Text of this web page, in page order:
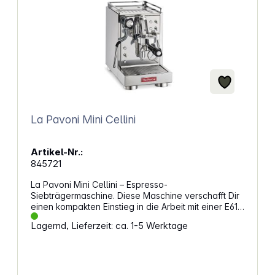
La Pavoni Mini Cellini
Artikel-Nr.:
845721
La Pavoni Mini Cellini – Espresso-
Siebträgermaschine. Diese Maschine verschafft Dir
einen kompakten Einstieg in die Arbeit mit einer E61-
Brühgruppe und richtet sich an alle, die auf wenig
Platz konstante Ergebnisse erwarten. Das lackierte
Lagernd, Lieferzeit: ca. 1-5 Werktage